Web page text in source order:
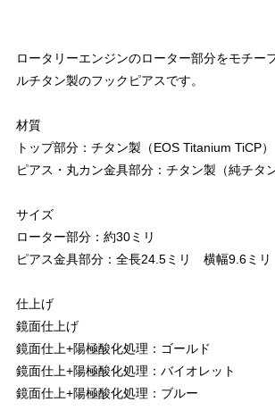
ロータリーエンジンのローター部分をモチー
ルチタン製のフックピアスです。
材質
トップ部分：チタン製（EOS Titanium TiCP）
ピアス・丸カン金具部分：チタン製（純チタン
サイズ
ローター部分：約30ミリ
ピアス金具部分：全長24.5ミリ 横幅9.6ミ
仕上げ
鏡面仕上げ
鏡面仕上+陽極酸化処理：ゴールド
鏡面仕上+陽極酸化処理：バイオレット
鏡面仕上+陽極酸化処理：ブルー